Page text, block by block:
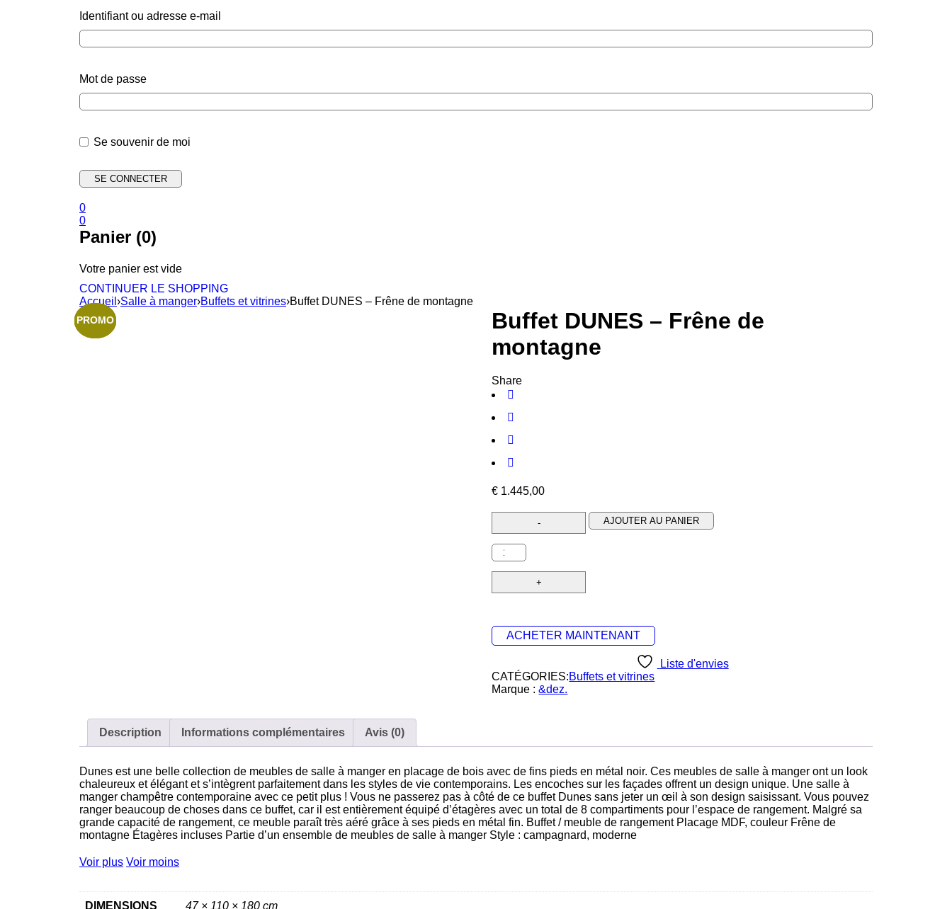
Identifiant ou adresse e-mail
Mot de passe
Se souvenir de moi
0
0
Panier (0)
Votre panier est vide
CONTINUER LE SHOPPING
Accueil ›Salle à manger›Buffets et vitrines›Buffet DUNES – Frêne de montagne
Buffet DUNES – Frêne de
montagne
Share
€ 1.445,00
AJOUTER AU PANIER
ACHETER MAINTENANT
Liste d'envies
CATÉGORIES:Buffets et vitrines
Marque :&dez.
Description Informations complémentaires Avis (0)
Dunes est une belle collection de meubles de salle à manger en placage de bois avec de fins pieds en métal noir. Ces meubles de salle à manger ont un look
chaleureux et élégant et s’intègrent parfaitement dans les styles de vie contemporains. Les encoches sur les façades offrent un design unique. Une salle à
manger champêtre contemporaine avec ce petit plus ! Vous ne passerez pas à côté de ce buffet Dunes sans jeter un œil à son design saisissant. Vous pouvez
ranger beaucoup de choses dans ce buffet, car il est entièrement équipé d’étagères avec un total de 8 compartiments pour l’espace de rangement. Malgré sa
grande capacité de rangement, ce meuble paraît très aéré grâce à ses pieds en métal fin. Buffet / meuble de rangement Placage MDF, couleur Frêne de
montagne Étagères incluses Partie d’un ensemble de meubles de salle à manger Style : campagnard, moderne
Voir plus Voir moins
DIMENSIONS 47 × 110 × 180 cm
PROMO
PROMO
PROMO